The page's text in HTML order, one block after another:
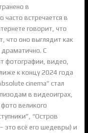
в
часто встречается в
говорит, что
что оно выглядит как
драматично. С
фотографии, видео,
к концу 2024 года
cinema” стал
в видеоиграх,
великого
“Остров
это всё его шедевры) и